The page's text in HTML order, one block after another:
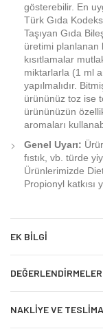
gösterebilir. En
Türk Gıda
Taşıyan Gıda
üretimi planlanan
kısıtlamalar
miktarlarla (1 ml
yapılmalıdır.
ürününüz toz ise
ürününüzün
aromaları
Genel Uyarı:
fıstık, vb. türde
Ürünlerimizde
Propionyl katkısı
EK BILGI
NAKLIYE VE